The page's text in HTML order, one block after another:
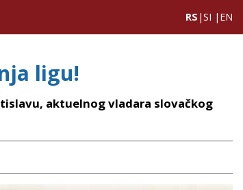
RS |SI | EN
ligu!
aktuelnog vladara slovačkog